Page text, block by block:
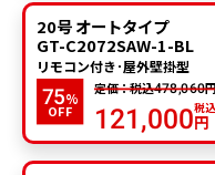
20号 オートタイプ
GT-C2072SAW-1-BL
リモコン付き･屋外壁掛型
75%
OFF
定価：税込478,060
121,000税込
円